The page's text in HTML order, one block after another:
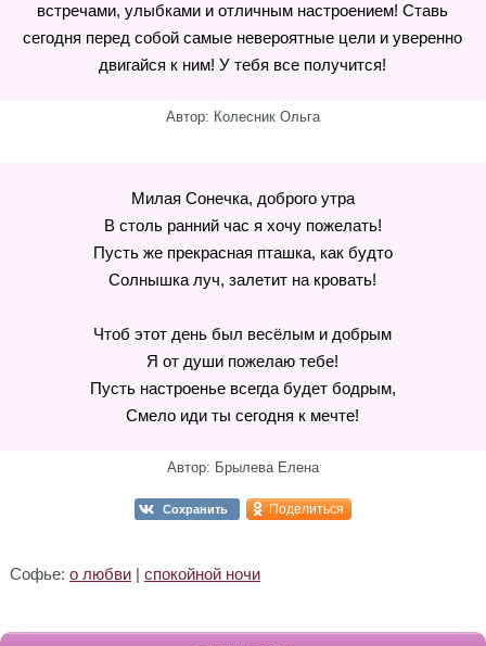
встречами, улыбками и отличным настроением! Ставь
сегодня перед собой самые невероятные цели и уверенно
двигайся к ним! У тебя все получится!
Автор: Колесник Ольга
Милая Сонечка, доброго утра
В столь ранний час я хочу пожелать!
Пусть же прекрасная пташка, как будто
Солнышка луч, залетит на кровать!
Чтоб этот день был весёлым и добрым
Я от души пожелаю тебе!
Пусть настроенье всегда будет бодрым,
Смело иди ты сегодня к мечте!
Автор: Брылева Елена
Сохранить Поделиться
Софье: о любви| спокойной ночи